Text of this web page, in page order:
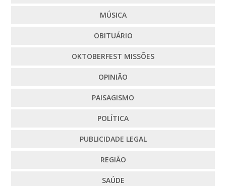
MÚSICA
OBITUÁRIO
OKTOBERFEST MISSÕES
OPINIÃO
PAISAGISMO
POLÍTICA
PUBLICIDADE LEGAL
REGIÃO
SAÚDE